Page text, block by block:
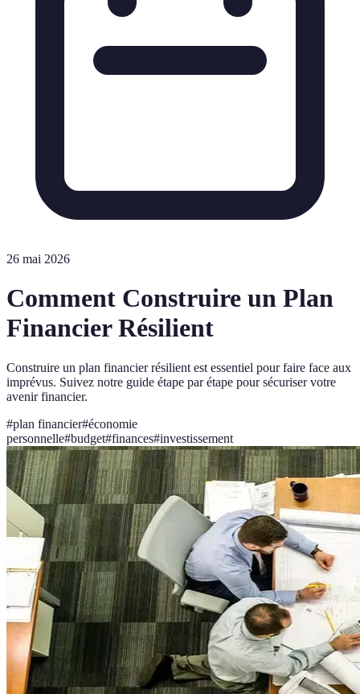
26 mai 2026
Comment Construire un Plan
Financier Résilient
Construire un plan financier résilient est essentiel pour faire face aux
imprévus. Suivez notre guide étape par étape pour sécuriser votre
avenir financier.
#plan financier#économie
personnelle#budget#finances#investissement